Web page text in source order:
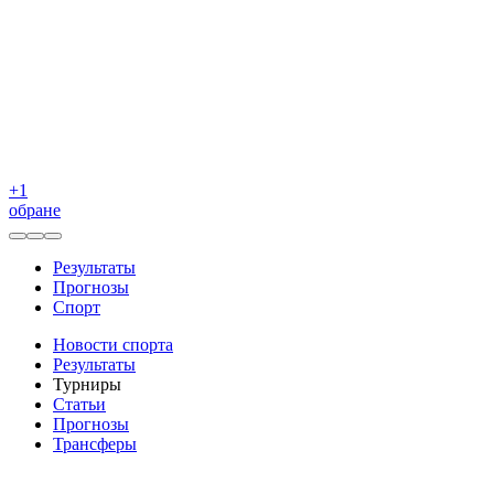
+1
обране
Результаты
Прогнозы
Спорт
Новости спорта
Результаты
Турниры
Статьи
Прогнозы
Трансферы